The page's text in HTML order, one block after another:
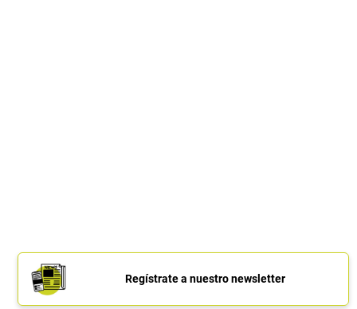
Regístrate a nuestro newsletter